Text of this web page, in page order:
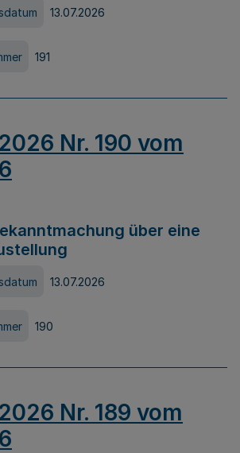
13.07.2026
191
Nr. 190 vom
über eine
13.07.2026
190
Nr. 189 vom